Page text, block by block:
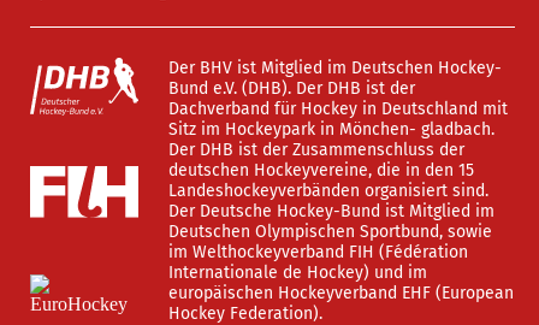
Der BHV ist Mitglied im Deutschen Hockey-
Bund e.V. (DHB). Der DHB ist der
Dachverband für Hockey in Deutschland mit
Sitz im Hockeypark in Mönchen- gladbach.
Der DHB ist der Zusammenschluss der
deutschen Hockeyvereine, die in den 15
Landeshockeyverbänden organisiert sind.
Der Deutsche Hockey-Bund ist Mitglied im
Deutschen Olympischen Sportbund, sowie
im Welthockeyverband FIH (Fédération
Internationale de Hockey) und im
europäischen Hockeyverband EHF (European
Hockey Federation).